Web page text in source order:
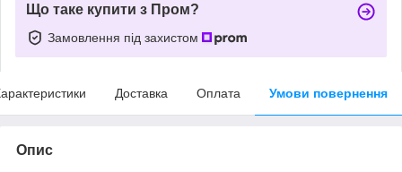
Що таке купити з Пром?
Замовлення під захистом
Доставка Оплата Умови повернення
Опис